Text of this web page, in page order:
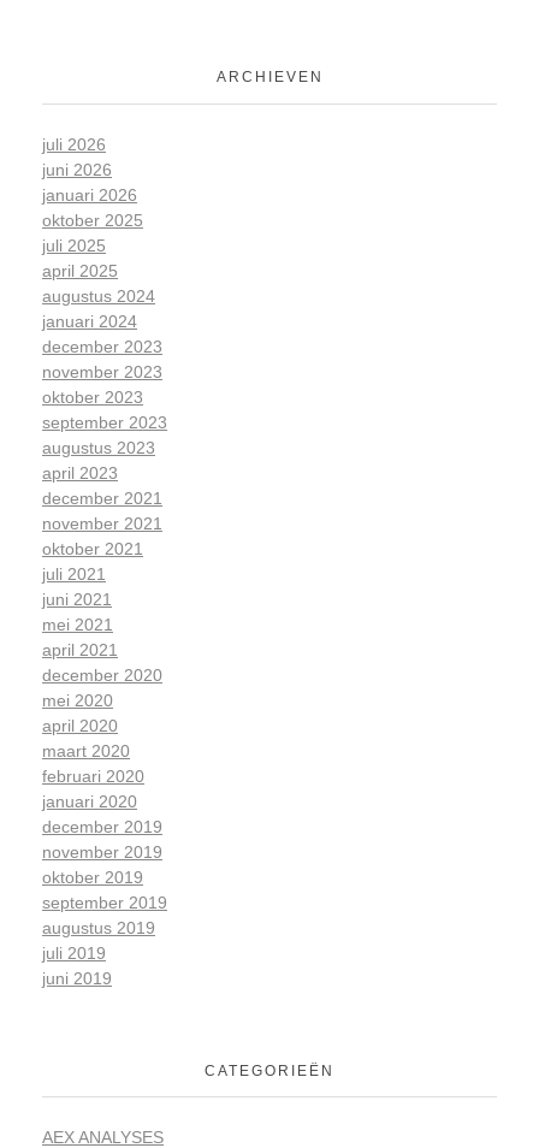
ARCHIEVEN
juli 2026
juni 2026
januari 2026
oktober 2025
juli 2025
april 2025
augustus 2024
januari 2024
december 2023
november 2023
oktober 2023
september 2023
augustus 2023
april 2023
december 2021
november 2021
oktober 2021
juli 2021
juni 2021
mei 2021
april 2021
december 2020
mei 2020
april 2020
maart 2020
februari 2020
januari 2020
december 2019
november 2019
oktober 2019
september 2019
augustus 2019
juli 2019
juni 2019
CATEGORIEËN
AEX ANALYSES